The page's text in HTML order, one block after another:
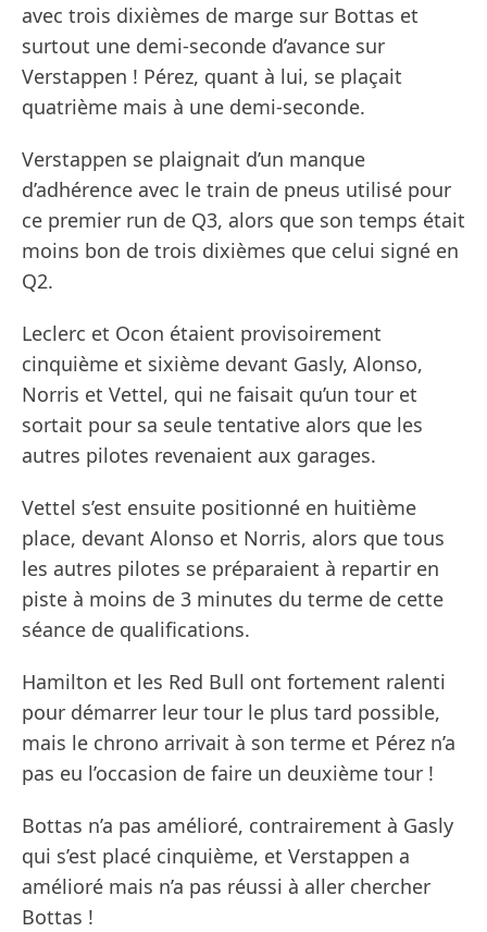
avec trois dixièmes de marge sur Bottas et
surtout une demi-seconde d’avance sur
Verstappen ! Pérez, quant à lui, se plaçait
quatrième mais à une demi-seconde.
Verstappen se plaignait d’un manque
d’adhérence avec le train de pneus utilisé pour
ce premier run de Q3, alors que son temps était
moins bon de trois dixièmes que celui signé en
Q2.
Leclerc et Ocon étaient provisoirement
cinquième et sixième devant Gasly, Alonso,
Norris et Vettel, qui ne faisait qu’un tour et
sortait pour sa seule tentative alors que les
autres pilotes revenaient aux garages.
Vettel s’est ensuite positionné en huitième
place, devant Alonso et Norris, alors que tous
les autres pilotes se préparaient à repartir en
piste à moins de 3 minutes du terme de cette
séance de qualifications.
Hamilton et les Red Bull ont fortement ralenti
pour démarrer leur tour le plus tard possible,
mais le chrono arrivait à son terme et Pérez n’a
pas eu l’occasion de faire un deuxième tour !
Bottas n’a pas amélioré, contrairement à Gasly
qui s’est placé cinquième, et Verstappen a
amélioré mais n’a pas réussi à aller chercher
Bottas !